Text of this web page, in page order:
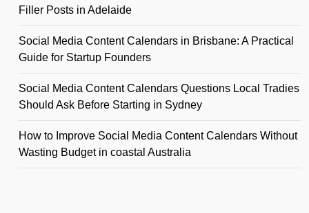
Filler Posts in Adelaide
Social Media Content Calendars in Brisbane: A Practical
Guide for Startup Founders
Social Media Content Calendars Questions Local Tradies
Should Ask Before Starting in Sydney
How to Improve Social Media Content Calendars Without
Wasting Budget in coastal Australia